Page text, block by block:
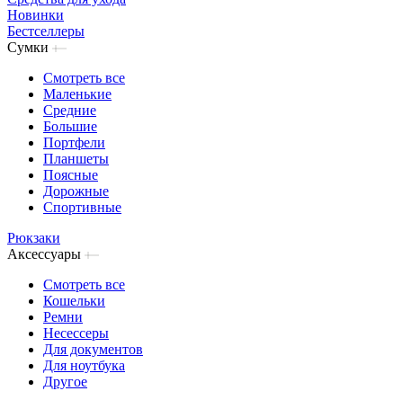
Новинки
Бестселлеры
Сумки
Смотреть все
Маленькие
Средние
Большие
Портфели
Планшеты
Поясные
Дорожные
Спортивные
Рюкзаки
Аксессуары
Смотреть все
Кошельки
Ремни
Несессеры
Для документов
Для ноутбука
Другое